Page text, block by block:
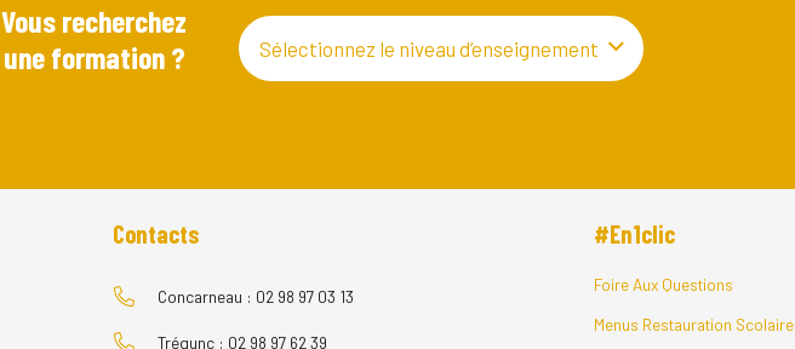
Vous recherchez
une formation ?
Sélectionnez le niveau d’enseignement
Contacts
Concarneau : 02 98 97 03 13
Trégunc : 02 98 97 62 39
#En1clic
Foire Aux Questions
Menus Restauration Scolaire